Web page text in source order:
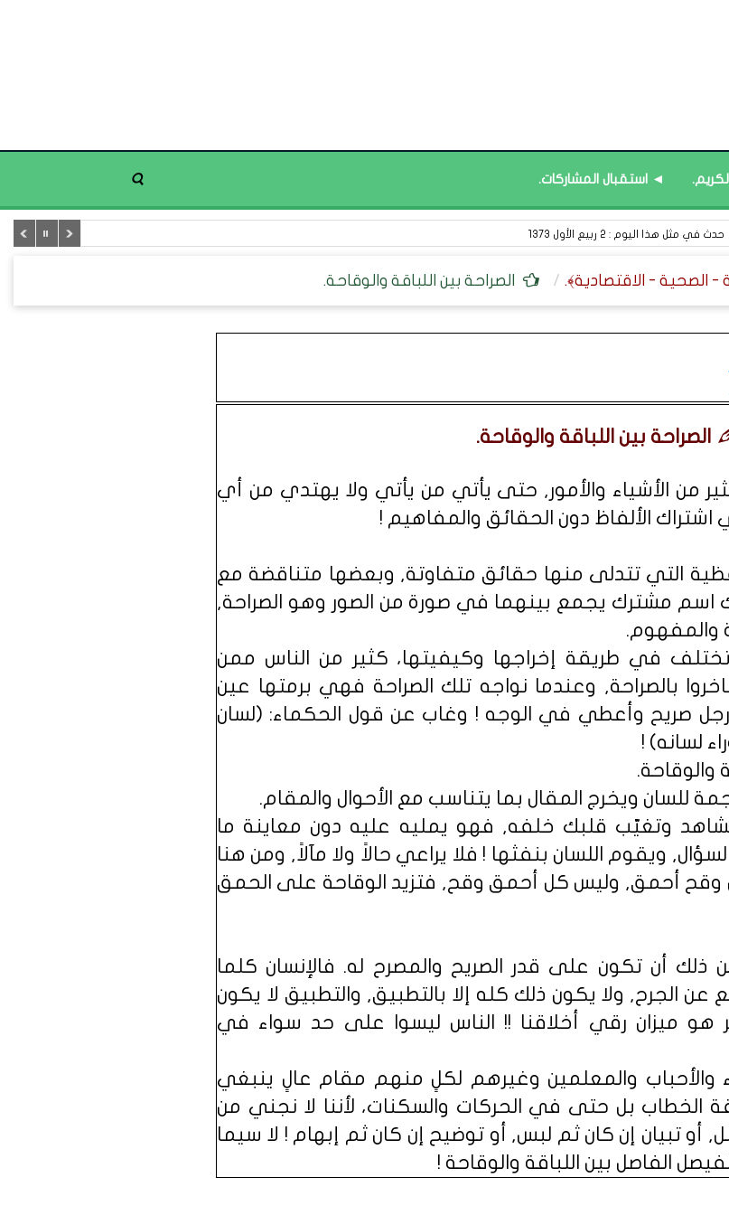
◄ استقبال المشاركات.
حدث في مثل هذا اليوم : 2 ربيع الأول 1373
الصراحة بين اللباقة والوقاحة.
الصراحة بين اللباقة والوقاحة.
من الأشياء والأمور, حتى يأتي من يأتي ولا يهتدي من أي
الألفاظ دون الحقائق والمفاهيم !
التي تتدلى منها حقائق متفاوتة, وبعضها متناقضة مع
اسم مشترك يجمع بينهما في صورة من الصور وهو الصراحة,
والمفهوم.
تختلف في طريقة إخراجها وكيفيتها، كثير من الناس ممن
بالصراحة, وعندما نواجه تلك الصراحة فهي برمتها عين
رجل صريح وأعطي في الوجه ! وغاب عن قول الحكماء: (لسان
لسانه) !
والوقاحة.
للسان ويخرج المقال بما يتناسب مع الأحوال والمقام.
وتغيّب قلبك خلفه, فهو يمليه عليه دون معاينة ما
ويقوم اللسان بنفثها ! فلا يراعي حالاً ولا مآلاً, ومن هنا
وقح أحمق, وليس كل أحمق وقح, فتزيد الوقاحة على الحمق
ذلك أن تكون على قدر الصريح والمصرح له. فالإنسان كلما
الجرح, ولا يكون ذلك كله إلا بالتطبيق, والتطبيق لا يكون
هو ميزان رقي أخلاقنا !! الناس ليسوا على حد سواء في
والأحباب والمعلمين وغيرهم لكلٍ منهم مقام عالٍ ينبغي
الخطاب بل حتى في الحركات والسكنات، لأننا لا نجني من
أو تبيان إن كان ثم لبس, أو توضيح إن كان ثم إبهام ! لا سيما
الفاصل بين اللباقة والوقاحة !